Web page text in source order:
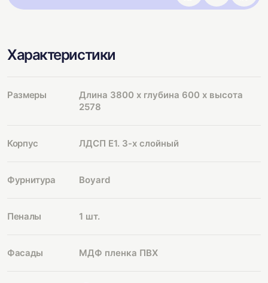
Характеристики
Размеры
Длина 3800 х глубина 600 х высота
2578
Корпус ЛДСП Е1. 3-х слойный
Фурнитура Boyard
Пеналы 1 шт.
Фасады МДФ пленка ПВХ